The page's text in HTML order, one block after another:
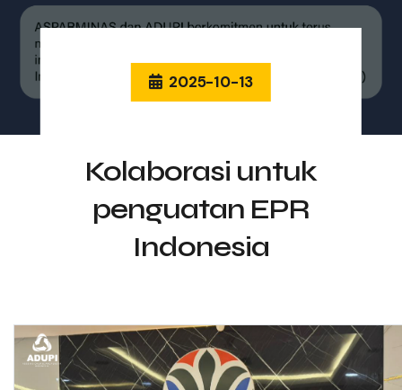
2025-10-13
Kolaborasi untuk
penguatan EPR
Indonesia